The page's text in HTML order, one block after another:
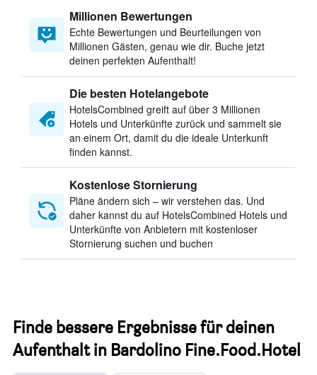
Millionen Bewertungen
Echte Bewertungen und Beurteilungen von
Millionen Gästen, genau wie dir. Buche jetzt
deinen perfekten Aufenthalt!
Die besten Hotelangebote
HotelsCombined greift auf über 3 Millionen
Hotels und Unterkünfte zurück und sammelt sie
an einem Ort, damit du die ideale Unterkunft
finden kannst.
Kostenlose Stornierung
Pläne ändern sich – wir verstehen das. Und
daher kannst du auf HotelsCombined Hotels und
Unterkünfte von Anbietern mit kostenloser
Stornierung suchen und buchen
Finde bessere Ergebnisse für deinen
Aufenthalt in Bardolino Fine.Food.Hotel